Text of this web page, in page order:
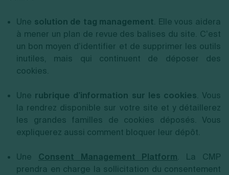
Une solution de tag management. Elle vous aidera
à mener un plan de revue des balises du site. C’est
un bon moyen d’identifier et de supprimer les outils
inutiles, mais qui continuent de déposer des
cookies.
Une rubrique d’information sur les cookies. Vous
la rendrez disponible sur votre site et y détaillerez
les grandes familles de cookies déposés. Vous
expliquerez aussi comment bloquer leur dépôt.
Une Consent Management Platform. La CMP
prendra en charge la sollicitation du consentement